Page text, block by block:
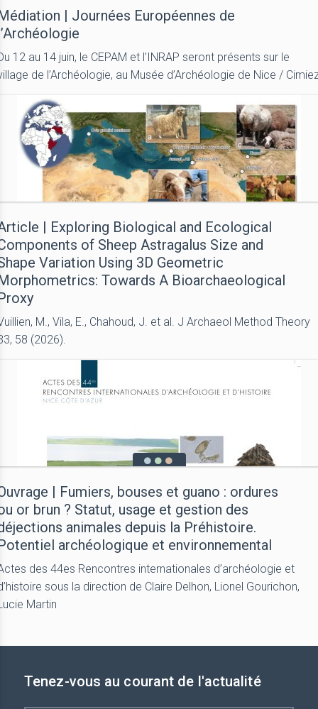
| Journées Européennes de
12 au 14 juin, le CEPAM et l’INRAP seront présents sur le
de l’Archéologie, au Musée d’Archéologie de Nice /
| Exploring Biological and Ecological
of Sheep Astragalus Size and
Variation Using 3D Geometric
Towards A Bioarchaeological
M., Vila, E., Chahoud, J. et al. J Archaeol Method Theory
58 (2026).
| Fumiers, bouses et guano : ordures
or brun ? Statut, usage et gestion des
animales depuis la Préhistoire.
archéologique et environnemental
des 44es Rencontres internationales d’archéologie et
sous la direction de Claire Delhon, Lionel Gourichon,
Martin
Tenez-vous au courant de l'actualité